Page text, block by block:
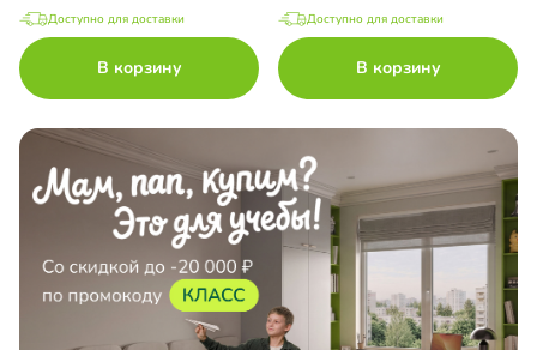
Доступно для доставки
В корзину
Доступно для доставки
В корзину